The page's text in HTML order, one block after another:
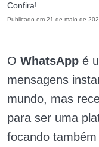
Confira!
Publicado em 21 de maio de
O WhatsApp é
mensagens
mundo, mas
para ser uma
focando